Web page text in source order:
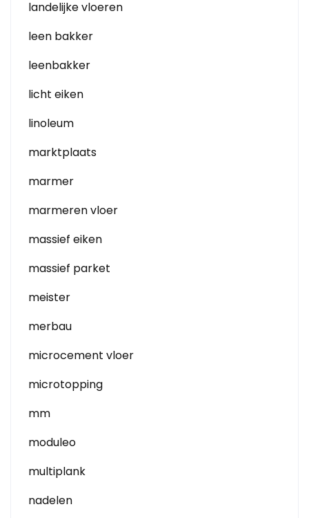
landelijke vloeren
leen bakker
leenbakker
licht eiken
linoleum
marktplaats
marmer
marmeren vloer
massief eiken
massief parket
meister
merbau
microcement vloer
microtopping
mm
moduleo
multiplank
nadelen